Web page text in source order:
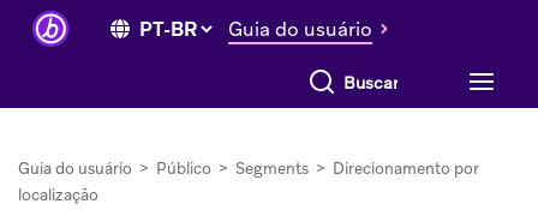
Guia do usuário
Buscar tudo
Guia do usuário > Público > Segments > Direcionamento por
localização